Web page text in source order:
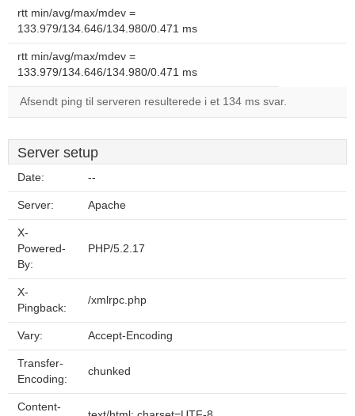
rtt min/avg/max/mdev =
133.979/134.646/134.980/0.471 ms
rtt min/avg/max/mdev =
133.979/134.646/134.980/0.471 ms
Afsendt ping til serveren resulterede i et 134 ms svar.
Server setup
Date: --
Server: Apache
X-
Powered-
By:
PHP/5.2.17
X-
Pingback:
/xmlrpc.php
Vary: Accept-Encoding
Transfer-
Encoding:
chunked
Content-